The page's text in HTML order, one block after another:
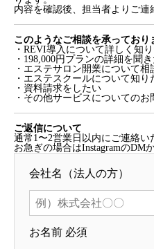
内容を確認後、担当者よりご連
このようなご相談を承っており
・REVI導入について詳しく知
・198,000円プランの詳細を聞
・エステサロン開業について相
・エステスクールについて知り
・資料請求をしたい
・その他サービスについてのお
ご返信について
通常1〜2営業日以内にご連絡い
お急ぎの場合はInstagramのDM
会社名（法人の方）
お名前 必須